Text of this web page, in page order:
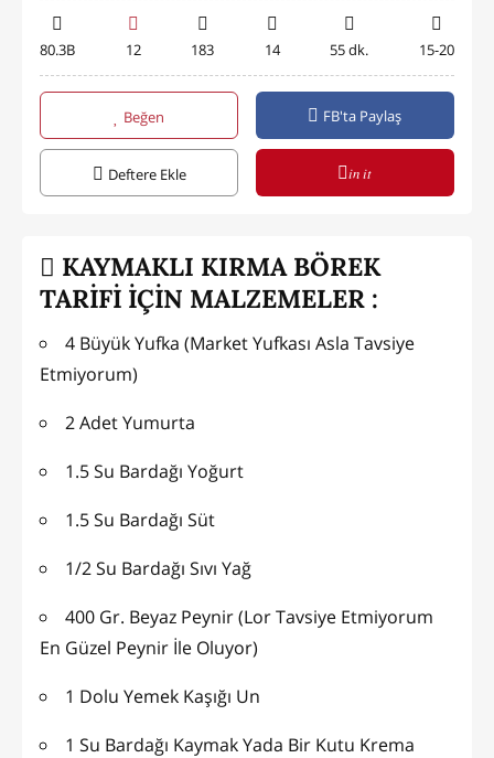
80.3B 12 183 14 55 dk. 15-20
Beğen FB'ta Paylaş
Deftere Ekle in it
KAYMAKLI KIRMA BÖREK
TARİFİ İÇİN MALZEMELER :
4 Büyük Yufka (Market Yufkası Asla Tavsiye
Etmiyorum)
2 Adet Yumurta
1.5 Su Bardağı Yoğurt
1.5 Su Bardağı Süt
1/2 Su Bardağı Sıvı Yağ
400 Gr. Beyaz Peynir (Lor Tavsiye Etmiyorum
En Güzel Peynir İle Oluyor)
1 Dolu Yemek Kaşığı Un
1 Su Bardağı Kaymak Yada Bir Kutu Krema